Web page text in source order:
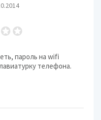
пароль на wifi
телефона.